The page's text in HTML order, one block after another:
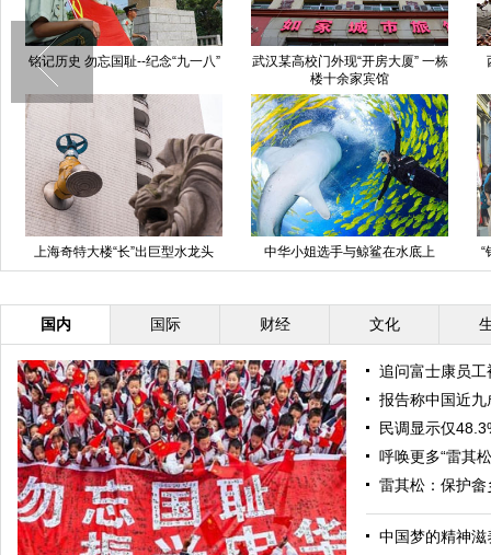
铭记历史 勿忘国耻--纪念“九一八”
武汉某高校门外现“开房大厦” 一栋
楼十余家宾馆
上海奇特大楼“长”出巨型水龙头
中华小姐选手与鲸鲨在水底上
演“人鱼情未了”
“
国内 国际 财经 文化
追问富士康员
报告称中国近九
民调显示仅
呼唤更多“雷其
雷其松：保护
中国梦的精神